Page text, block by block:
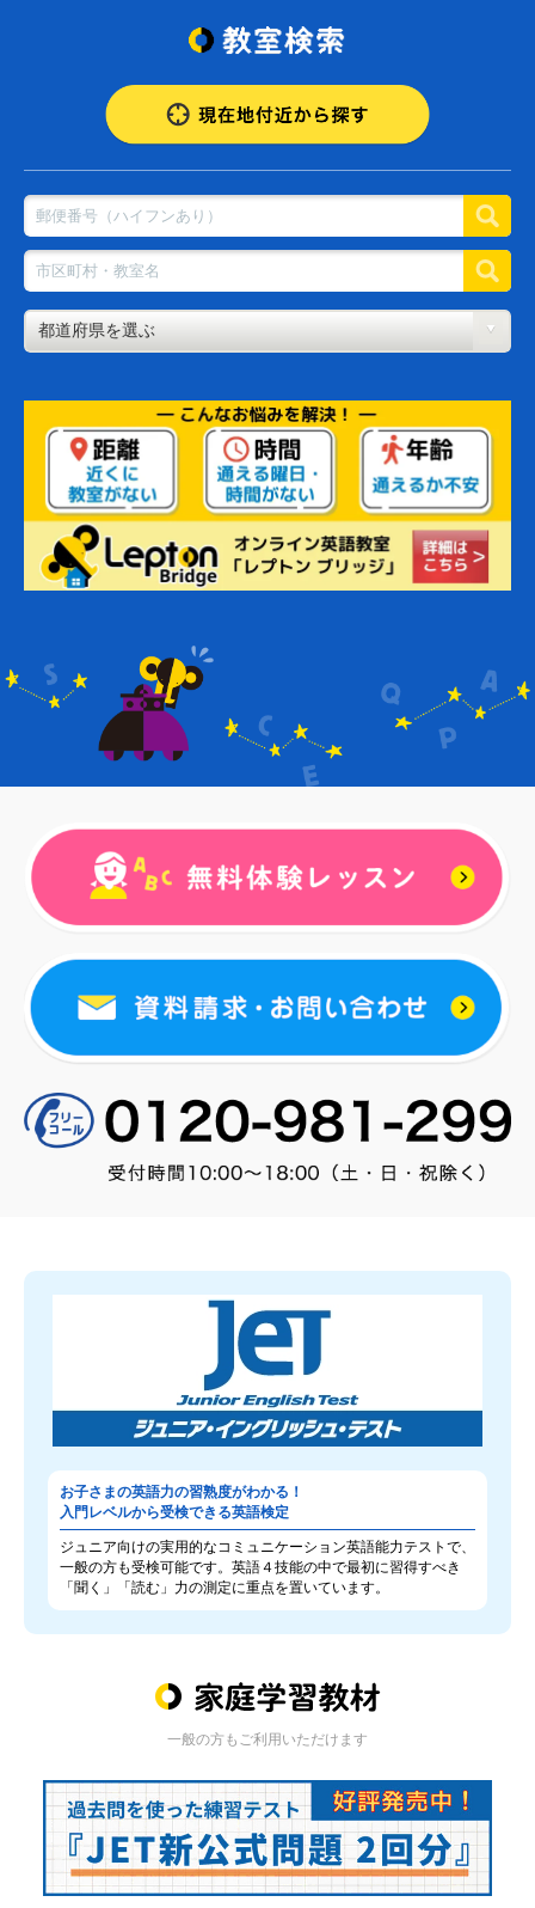
お子さまの英語力の習熟度がわかる！
入門レベルから受検できる英語検定
ジュニア向けの実用的なコミュニケーション英語能力テストで、
一般の方も受検可能です。英語４技能の中で最初に習得すべき
「聞く」「読む」力の測定に重点を置いています。
一般の方もご利用いただけます